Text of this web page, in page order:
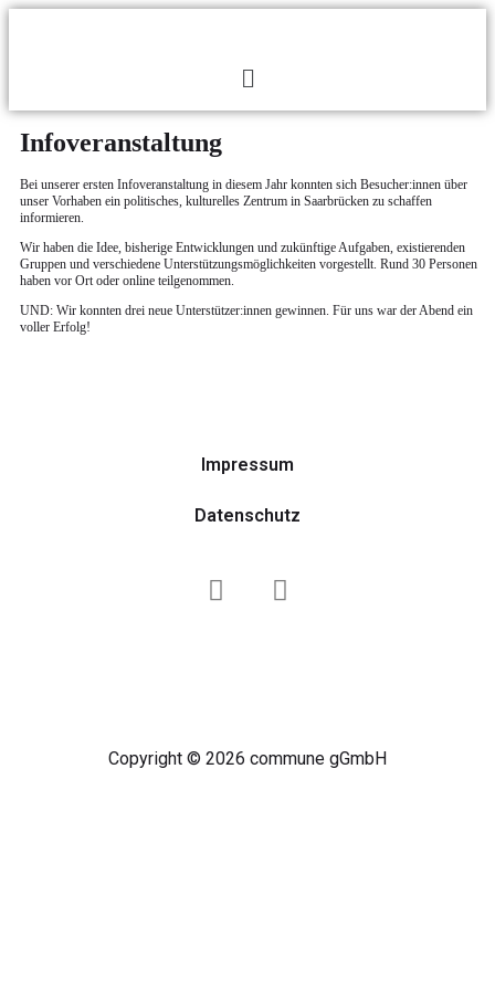
Infoveranstaltung
Bei unserer ersten Infoveranstaltung in diesem Jahr konnten sich Besucher:innen über
unser Vorhaben ein politisches, kulturelles Zentrum in Saarbrücken zu schaffen
informieren.
Wir haben die Idee, bisherige Entwicklungen und zukünftige Aufgaben, existierenden
Gruppen und verschiedene Unterstützungsmöglichkeiten vorgestellt. Rund 30 Personen
haben vor Ort oder online teilgenommen.
UND: Wir konnten drei neue Unterstützer:innen gewinnen. Für uns war der Abend ein
voller Erfolg!
Impressum
Datenschutz
Copyright © 2026 commune gGmbH